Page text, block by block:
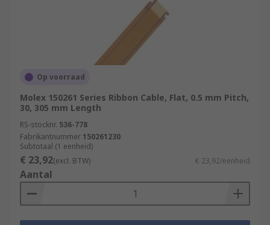
Op voorraad
Molex 150261 Series Ribbon Cable, Flat, 0.5 mm Pitch,
30, 305 mm Length
RS-stocknr. 536-778
Fabrikantnummer 150261230
Subtotaal (1 eenheid)
€ 23,92(excl. BTW) € 23,92/eenheid
Aantal